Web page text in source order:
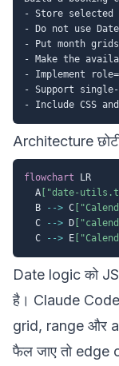
- Store selected
- Do not use
- Put month
- Make the
- Implement
- Support
Architecture
flowchart LR
  A
["date-
  B
--> C
  C
--> D
  C
--> E
Date logic को
है। Claude
grid, range और
फैल जाए तो edge